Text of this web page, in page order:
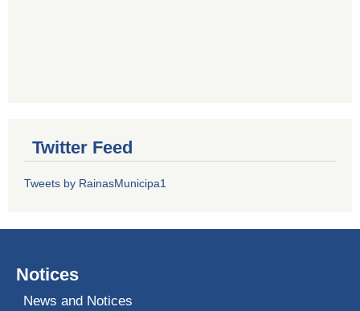
Twitter Feed
Tweets by RainasMunicipa1
Notices
News and Notices